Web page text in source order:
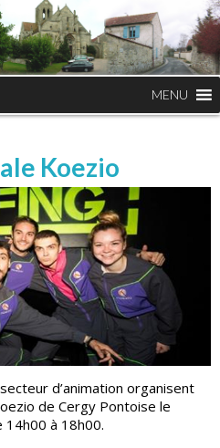
MENU
Koezio
d’animation organisent
de Cergy Pontoise le
à 18h00.